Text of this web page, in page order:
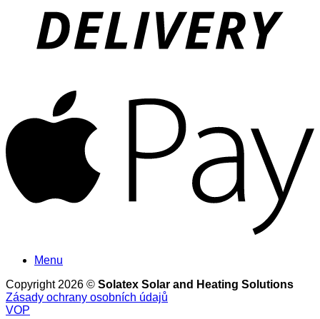
Menu
Copyright 2026 © Solatex Solar and Heating Solutions
Zásady ochrany osobních údajů
VOP